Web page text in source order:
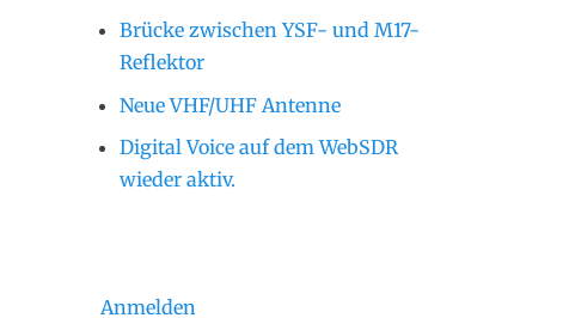
Brücke zwischen YSF- und M17-
Reflektor
Neue VHF/UHF Antenne
Digital Voice auf dem WebSDR
wieder aktiv.
Anmelden